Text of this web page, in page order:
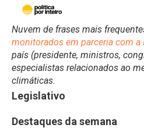
Nuvem de frases mais
monitorados em parceria com a
país (presidente, ministros,
especialistas relacionados ao
climáticas.
Legislativo
Destaques da semana